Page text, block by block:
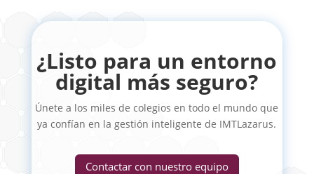
¿Listo para un entorno
digital más seguro?
Únete a los miles de colegios en todo el mundo que
ya confían en la gestión inteligente de IMTLazarus.
Contactar con nuestro equipo